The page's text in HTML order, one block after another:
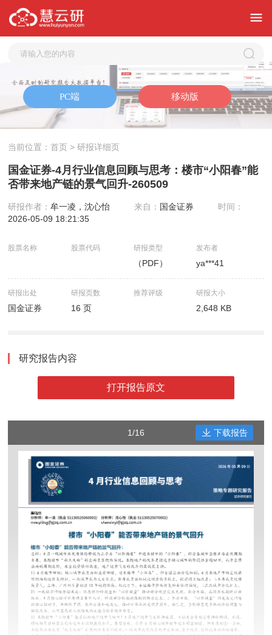
当前位置：首页 > 研报详细页
国金证券-4月行业信息回顾与思考：楼市“小阳春”能
否带来地产链的景气回升-260509
研报作者：牟一凌，沈心怡 来自： 国金证券
时间：
2026-05-09 18:21:35
股票名称 股票代码 研报类型
（PDF）
发布者
ya***41
研报出处
国金证券
研报页数
16 页
推荐评级 研报大小
2,648 KB
研究报告内容
打开报告原文
1/16 下载报告